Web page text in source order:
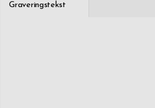
Graveringstekst